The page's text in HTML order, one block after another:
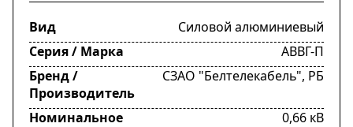
Вид
Силовой алюминиевый
Серия / Марка
АВВГ-П
Бренд /
Производитель
СЗАО "Белтелекабель", РБ
Номинальное
0,66 кВ